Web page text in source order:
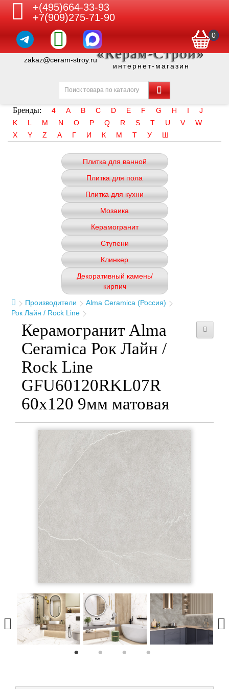
+(495)664-33-93
+7(909)275-71-90
0
zakaz@ceram-stroy.ru«Керам-Строй»
интернет-магазин
Бренды: 4 A B C D E F G H I
J
K
L M N O P Q R S T U V
W
X
Y Z А Г И К М Т У Ш
Плитка для ванной
Плитка для пола
Плитка для кухни
Мозаика
Керамогранит
Ступени
Клинкер
Декоративный камень/
кирпич
Производители
Alma Ceramica (Россия)
Рок Лайн / Rock Line
Керамогранит Alma
Ceramica Рок Лайн /
Rock Line
GFU60120RKL07R
60x120 9мм матовая